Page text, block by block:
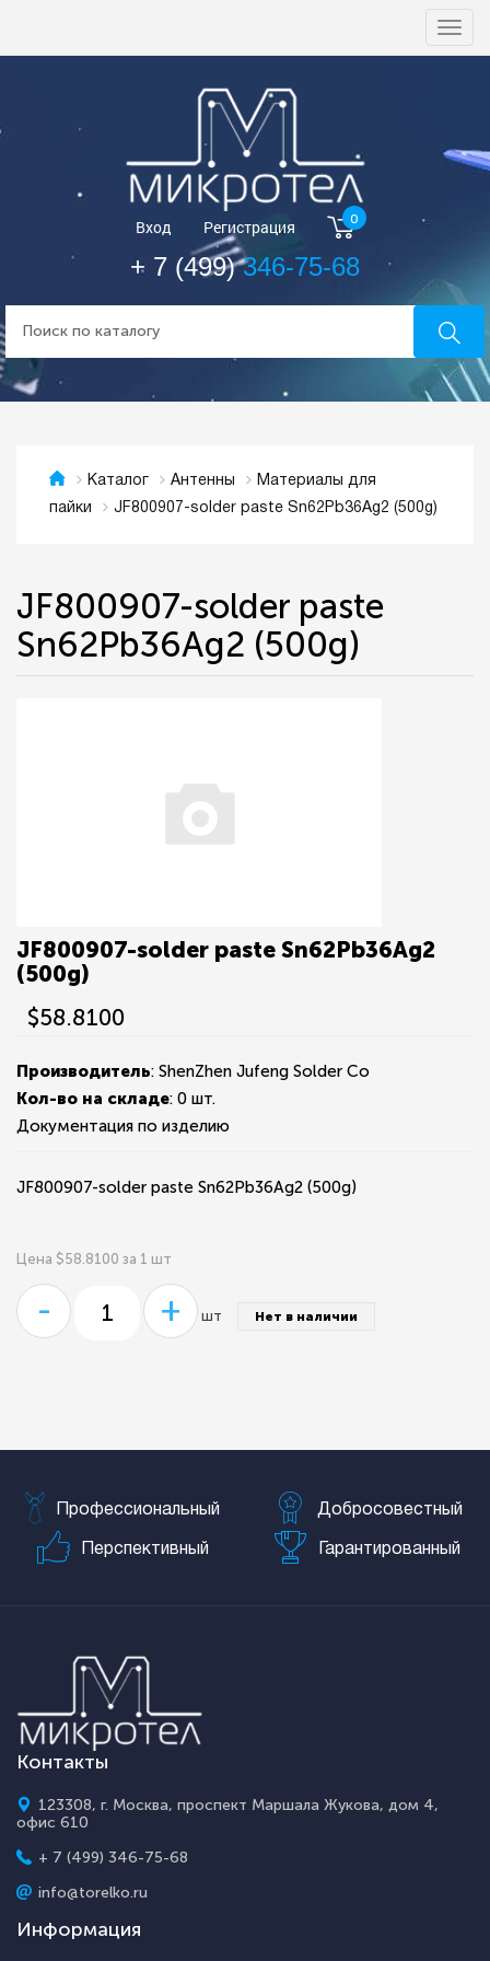
Вход Регистрация 0
+ 7 (499)346-75-68
Каталог Антенны
Материалы для
пайки
JF800907-solder paste Sn62Pb36Ag2 (500g)
JF800907-solder paste
Sn62Pb36Ag2 (500g)
JF800907-solder paste Sn62Pb36Ag2
(500g)
$58.8100
Производитель: ShenZhen Jufeng Solder Co
Кол-во на складе: 0 шт.
Документация по изделию
JF800907-solder paste Sn62Pb36Ag2 (500g)
Цена $58.8100 за 1 шт
- + шт Нет в наличии
Профессиональный Добросовестный
Перспективный Гарантированный
Контакты
123308, г. Москва, проспект Маршала Жукова, дом 4,
офис 610
+ 7 (499) 346-75-68
info@torelko.ru
Информация